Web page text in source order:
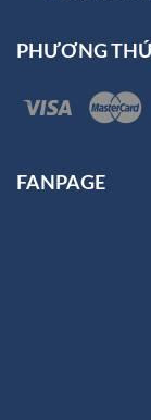
PHƯƠNG
FANPAGE